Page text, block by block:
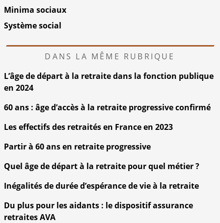
Minima sociaux
Système social
DANS LA MÊME RUBRIQUE
L’âge de départ à la retraite dans la fonction publique
en 2024
60 ans : âge d’accès à la retraite progressive confirmé
Les effectifs des retraités en France en 2023
Partir à 60 ans en retraite progressive
Quel âge de départ à la retraite pour quel métier ?
Inégalités de durée d’espérance de vie à la retraite
Du plus pour les aidants : le dispositif assurance
retraites AVA